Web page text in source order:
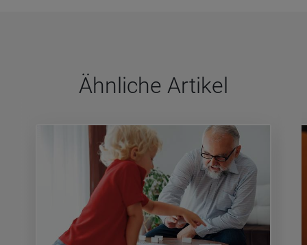
Ähn­li­che Arti­kel